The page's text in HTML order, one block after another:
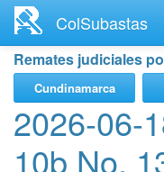
contenido
principal
ColSubastas
Remates judiciales
Cundinamarca
2026-06-
10b No.